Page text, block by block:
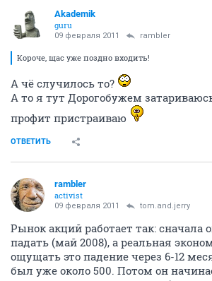
Akademik
guru
09 февраля 2011 rambler
Короче, щас уже поздно входить!
А чё случилось то?
А то я тут Дорогобужем
профит пристраиваю
ОТВЕТИТЬ
rambler
activist
09 февраля 2011 tom.and.jerry
Рынок акций работает так: сначала
падать (май 2008), а реальная
ощущать это падение через 6-12
был уже около 500. Потом он